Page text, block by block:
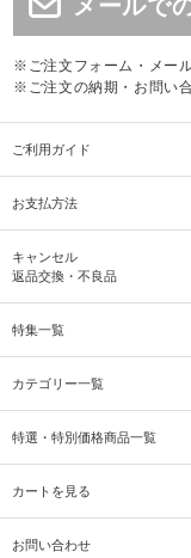
メールで
※ご注文フォーム・メー
※ご注文の納期・お問い
ご利用ガイド
お支払方法
キャンセル
返品交換・不良品
特集一覧
カテゴリー一覧
特選・特別価格商品一覧
カートを見る
お問い合わせ